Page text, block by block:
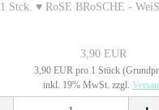
1 Stck. ♥ RoSE BRoSCHE -
3,90 EUR
3,90 EUR pro 1 Stück
inkl. 19% MwSt. zzgl.